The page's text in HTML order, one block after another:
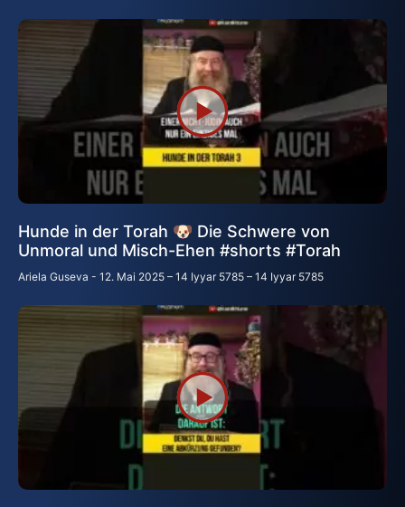
Hunde in der Torah 🐶 Die Schwere von
Unmoral und Misch-Ehen #shorts #Torah
Ariela Guseva 12. Mai 2025 – 14 Iyyar 5785 – 14 Iyyar 5785